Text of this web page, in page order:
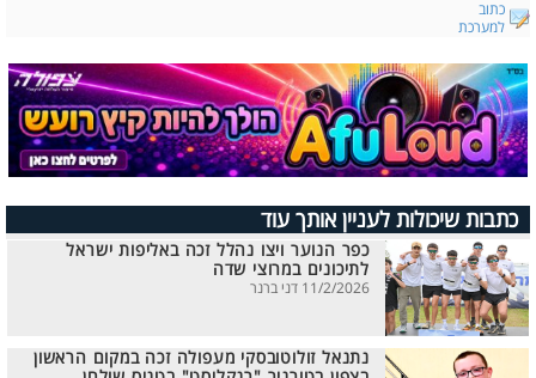
כתוב
למערכת
כתבות שיכולות לעניין אותך עוד
כפר הנוער ויצו נהלל זכה באליפות ישראל
לתיכונים במרוצי שדה
11/2/2026 דני ברנר
נתנאל זולוטובסקי מעפולה זכה במקום הראשון